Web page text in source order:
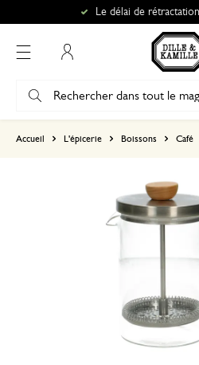
Le délai de
Accueil L'épicerie Boissons Café